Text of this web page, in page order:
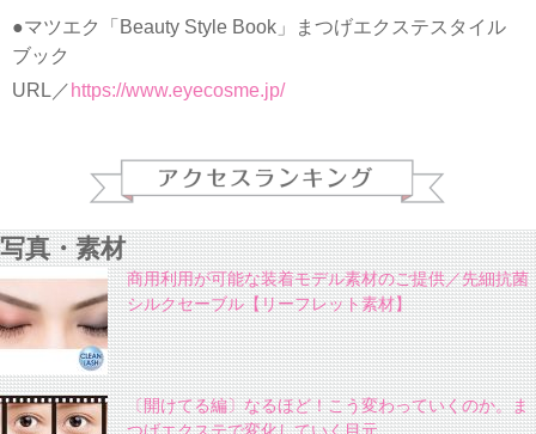
●マツエク「Beauty Style Book」まつげエクステスタイル
ブック
URL／https://www.eyecosme.jp/
写真・素材
商用利用が可能な装着モデル素材のご提供／先細抗菌
シルクセーブル【リーフレット素材】
〔開けてる編〕なるほど！こう変わっていくのか。ま